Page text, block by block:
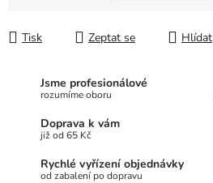
Tisk Zeptat se Hlídat
Jsme profesionálové
rozumíme oboru
Doprava k vám
již od 65 Kč
Rychlé vyřízení objednávky
od zabalení po dopravu